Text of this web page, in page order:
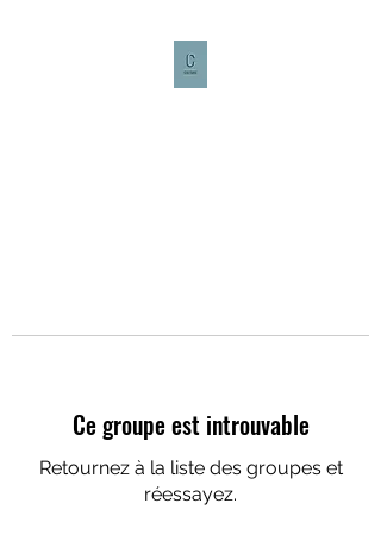
Ce groupe est introuvable
Retournez à la liste des groupes et
réessayez.